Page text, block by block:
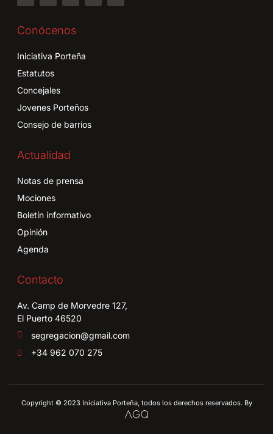
Conócenos
Iniciativa Porteña
Estatutos
Concejales
Jovenes Porteños
Consejo de barrios
Actualidad
Notas de prensa
Mociones
Boletín informativo
Opinión
Agenda
Contacto
Av. Camp de Morvedre 127,
El Puerto 46520
segregacion@gmail.com
+34 962 070 275
Copyright © 2023 Iniciativa Porteña, todos los derechos reservados. By